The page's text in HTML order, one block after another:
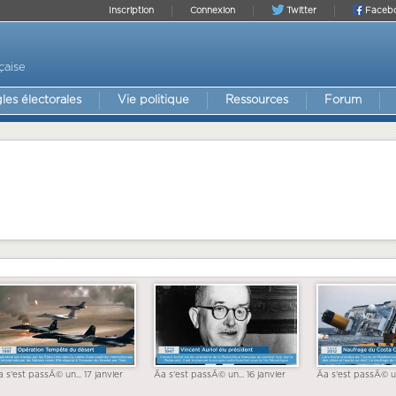
Twitter
Connexion
Inscription
électorales Vie politique Ressources Forum
s'est passÃ© un... 17 janvier Ãa s'est passÃ© un... 16 janvier Ãa s'est passÃ©